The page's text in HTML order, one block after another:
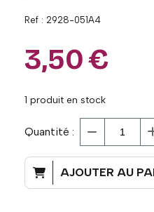
Ref : 2928-051A4
3,50€
1 produit en stock
Quantité :
AJOUTER AU